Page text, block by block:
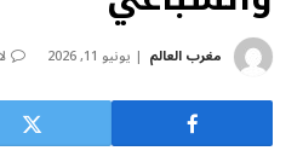
مغرب العالم يونيو 11, 2026